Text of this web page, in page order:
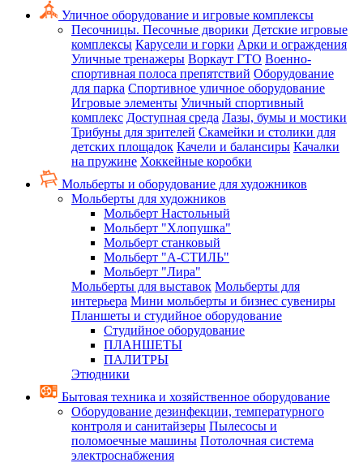
Уличное оборудование и игровые комплексы
Песочницы. Песочные дворики Детские игровые
комплексы Карусели и горки Арки и ограждения
Уличные тренажеры Воркаут ГТО Военно-
спортивная полоса препятствий Оборудование
для парка Спортивное уличное оборудование
Игровые элементы Уличный спортивный
комплекс Доступная среда Лазы, бумы и мостики
Трибуны для зрителей Скамейки и столики для
детских площадок Качели и балансиры Качалки
на пружине Хоккейные коробки
Мольберты и оборудование для художников
Мольберты для художников
Мольберт Настольный
Мольберт "Хлопушка"
Мольберт станковый
Мольберт "А-СТИЛЬ"
Мольберт "Лира"
Мольберты для выставок Мольберты для
интерьера Мини мольберты и бизнес сувениры
Планшеты и студийное оборудование
Студийное оборудование
ПЛАНШЕТЫ
ПАЛИТРЫ
Этюдники
Бытовая техника и хозяйственное оборудование
Оборудование дезинфекции, температурного
контроля и санитайзеры Пылесосы и
поломоечные машины Потолочная система
электроснабжения